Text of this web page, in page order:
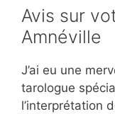
Avis sur
Amnéville
J’ai eu une
tarologue
l’interprétation